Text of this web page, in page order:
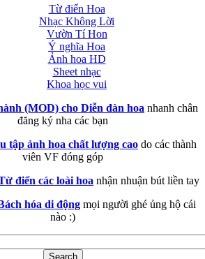
Từ điển Hoa
Nhạc Không Lời
Vườn Tí Hon
Ý nghĩa Hoa
Ảnh hoa HD
Sheet nhạc
Khoa học vui
(MOD) cho Diễn đàn hoa nhanh chân
đăng ký nha các bạn
tập ảnh hoa chất lượng cao do các thành
viên VF đóng góp
điển các loài hoa nhận nhuận bút liền tay
hóa di động mọi người ghé ủng hộ cái
nào :)